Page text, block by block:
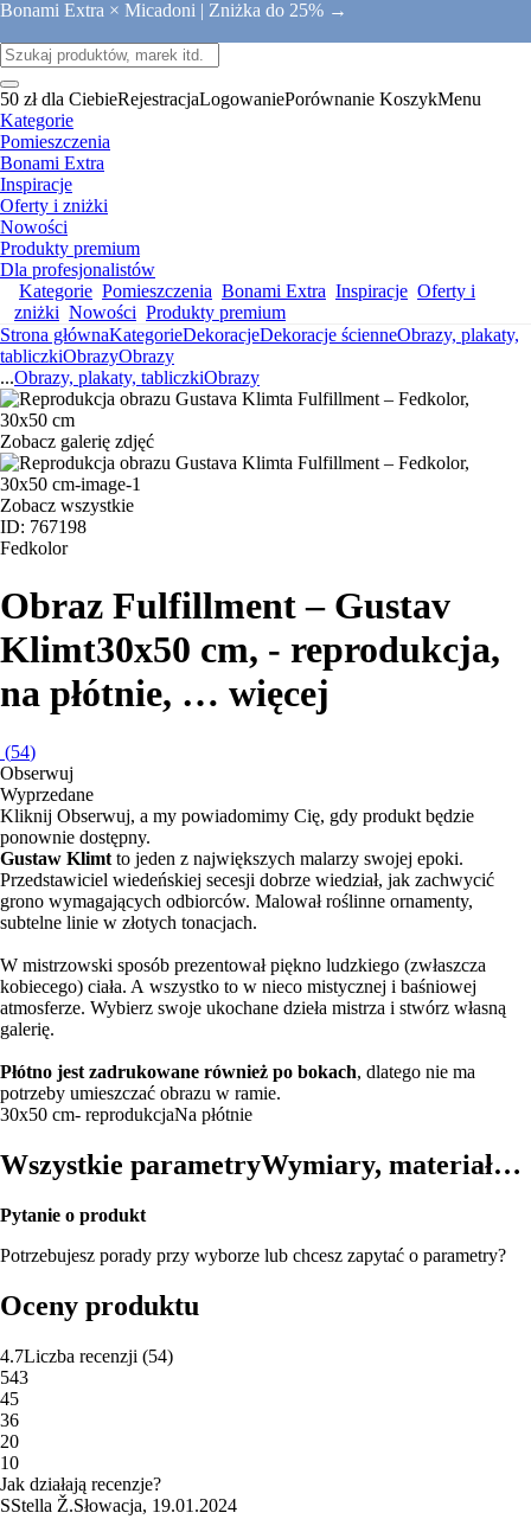
Bonami Extra × Micadoni | Zniżka do 25% →
50 zł dla CiebieRejestracjaLogowaniePorównanie KoszykMenu
Kategorie
Pomieszczenia
Bonami Extra
Inspiracje
Oferty i zniżki
Nowości
Produkty premium
Dla profesjonalistów
Kategorie Pomieszczenia Bonami Extra Inspiracje Oferty i
zniżki Nowości Produkty premium
Strona głównaKategorieDekoracjeDekoracje ścienneObrazy, plakaty,
tabliczkiObrazyObrazy
...Obrazy, plakaty, tabliczkiObrazy
Zobacz galerię zdjęć
Zobacz wszystkie
ID: 767198
Fedkolor
Obraz Fulfillment – Gustav
Klimt30x50 cm, - reprodukcja,
na płótnie, … więcej
(54)
Obserwuj
Wyprzedane
Kliknij Obserwuj, a my powiadomimy Cię, gdy produkt będzie
ponownie dostępny.
Gustaw Klimt to jeden z największych malarzy swojej epoki.
Przedstawiciel wiedeńskiej secesji dobrze wiedział, jak zachwycić
grono wymagających odbiorców. Malował roślinne ornamenty,
subtelne linie w złotych tonacjach.
W mistrzowski sposób prezentował piękno ludzkiego (zwłaszcza
kobiecego) ciała. A wszystko to w nieco mistycznej i baśniowej
atmosferze. Wybierz swoje ukochane dzieła mistrza i stwórz własną
galerię.
Płótno jest zadrukowane również po bokach, dlatego nie ma
potrzeby umieszczać obrazu w ramie.
30x50 cm- reprodukcjaNa płótnie
Wszystkie parametryWymiary, materiał…
Pytanie o produkt
Potrzebujesz porady przy wyborze lub chcesz zapytać o parametry?
Oceny produktu
4.7Liczba recenzji (54)
543
45
36
20
10
Jak działają recenzje?
SStella Ž.Słowacja, 19.01.2024